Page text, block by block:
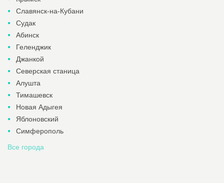
Славянск-на-Кубани
Судак
Абинск
Геленджик
Джанкой
Северская станица
Алушта
Тимашевск
Новая Адыгея
Яблоновский
Симферополь
Все города